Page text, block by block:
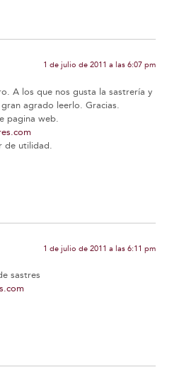
1 de julio de 2011 a las 6:07 pm
A los que nos gusta la sastrería y
agrado leerlo. Gracias.
pagina web.
de utilidad.
1 de julio de 2011 a las 6:11 pm
sastres